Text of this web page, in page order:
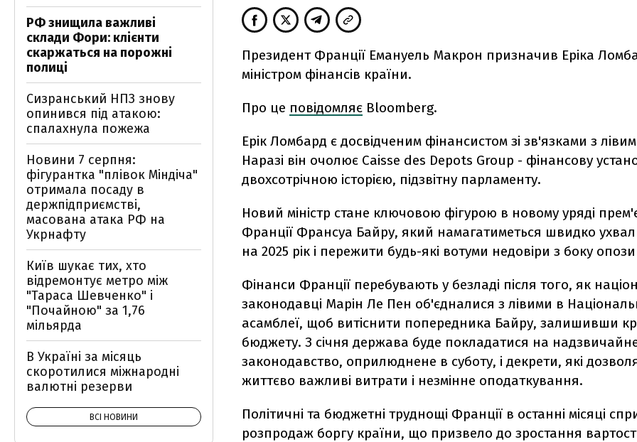
Президент Франції Емануель Макрон призначив Еріка
міністром фінансів країни.
Про це повідомляє Bloomberg.
Ерік Ломбард є досвідченим фінансистом зі зв'язками з
Наразі він очолює Caisse des Depots Group - фінансову
двохсотрічною історією, підзвітну парламенту.
Новий міністр стане ключовою фігурою в новому уряді
Франції Франсуа Байру, який намагатиметься швидко
на 2025 рік і пережити будь-які вотуми недовіри з боку
Фінанси Франції перебувають у безладі після того, як
законодавці Марін Ле Пен об'єдналися з лівими в
асамблеї, щоб витіснити попередника Байру, залишивши
бюджету. З січня держава буде покладатися на
законодавство, оприлюднене в суботу, і декрети, які
життєво важливі витрати і незмінне оподаткування.
Політичні та бюджетні труднощі Франції в останні місяці
розпродаж боргу країни, що призвело до зростання
РФ знищила важливі
склади Фори: клієнти
скаржаться на порожні
полиці
Сизранський НПЗ знову
опинився під атакою:
спалахнула пожежа
Новини 7 серпня:
фігурантка "плівок Міндіча"
отримала посаду в
держпідприємстві,
масована атака РФ на
Укрнафту
Київ шукає тих, хто
відремонтує метро між
"Тараса Шевченко" і
"Почайною" за 1,76
мільярда
В Україні за місяць
скоротилися міжнародні
валютні резерви
ВСІ НОВИНИ